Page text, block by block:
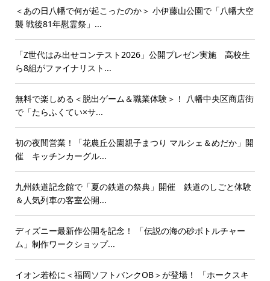
＜あの日八幡で何が起こったのか＞ 小伊藤山公園で「八幡大空
襲 戦後81年慰霊祭」...
「Z世代はみ出せコンテスト2026」公開プレゼン実施 高校生
ら8組がファイナリスト...
無料で楽しめる＜脱出ゲーム＆職業体験＞！ 八幡中央区商店街
で「たらふくてい×サ...
初の夜間営業！「花農丘公園親子まつり マルシェ＆めだか」開
催 キッチンカーグル...
九州鉄道記念館で「夏の鉄道の祭典」開催 鉄道のしごと体験
＆人気列車の客室公開...
ディズニー最新作公開を記念！ 「伝説の海の砂ボトルチャー
ム」制作ワークショップ...
イオン若松に＜福岡ソフトバンクOB＞が登場！ 「ホークスキ